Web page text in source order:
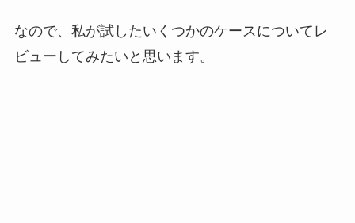
なので、私が試したいくつかのケースについてレ
ビューしてみたいと思います。